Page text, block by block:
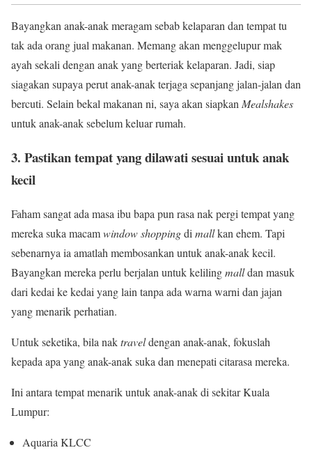
Bayangkan anak-anak meragam sebab kelaparan dan tempat tu
tak ada orang jual makanan. Memang akan menggelupur mak
ayah sekali dengan anak yang berteriak kelaparan. Jadi, siap
siagakan supaya perut anak-anak terjaga sepanjang jalan-jalan dan
bercuti. Selain bekal makanan ni, saya akan siapkanMealshakes
untuk anak-anak sebelum keluar rumah.
3. Pastikan tempat yang dilawati sesuai untuk anak
kecil
Faham sangat ada masa ibu bapa pun rasa nak pergi tempat yang
mereka suka macamwindow shoppingdi mallkan ehem. Tapi
sebenarnya ia amatlah membosankan untuk anak-anak kecil.
Bayangkan mereka perlu berjalan untuk kelilingmalldan masuk
dari kedai ke kedai yang lain tanpa ada warna warni dan jajan
yang menarik perhatian.
Untuk seketika, bila naktraveldengan anak-anak, fokuslah
kepada apa yang anak-anak suka dan menepati citarasa mereka.
Ini antara tempat menarik untuk anak-anak di sekitar Kuala
Lumpur:
Aquaria KLCC